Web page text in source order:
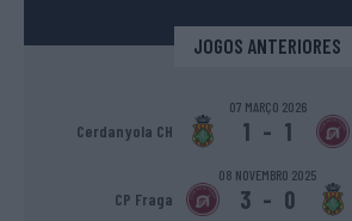
JOGOS ANTERIORES
07 MARÇO 2026
Cerdanyola CH 1 - 1
08 NOVEMBRO 2025
CP Fraga 3 - 0